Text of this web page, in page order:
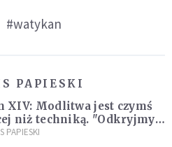
#watykan
PAPIESKI
XIV: Modlitwa jest czymś
niż techniką. "Odkryjmy
nowo"
PAPIESKI